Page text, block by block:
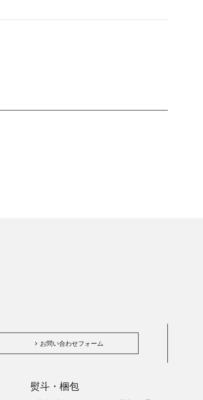
お問い合わせフォーム
熨斗・梱包